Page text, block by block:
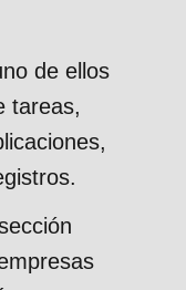
de ellos
tareas,